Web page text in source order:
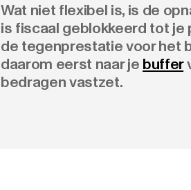
Wat niet flexibel is, is de
is fiscaal geblokkeerd tot je
de tegenprestatie voor het
daarom eerst naar je buffer
bedragen vastzet.